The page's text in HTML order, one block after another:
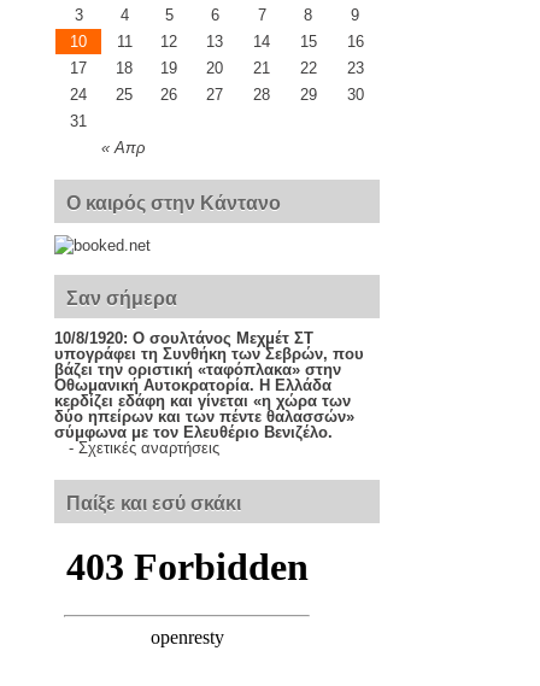
« Απρ
3
4 5 6 7 8
9
10
11 12 13 14 15
16
17
18 19 20 21 22
23
24
25 26 27 28 29
30
31
Ο καιρός στην Κάντανο
Σαν σήμερα
10/8/1920: Ο σουλτάνος Μεχμέτ ΣΤ
υπογράφει τη Συνθήκη των Σεβρών, που
βάζει την οριστική «ταφόπλακα» στην
Οθωμανική Αυτοκρατορία. Η Ελλάδα
κερδίζει εδάφη και γίνεται «η χώρα των
δύο ηπείρων και των πέντε θαλασσών»
σύμφωνα με τον Ελευθέριο Βενιζέλο.
- Σχετικές αναρτήσεις
Παίξε και εσύ σκάκι